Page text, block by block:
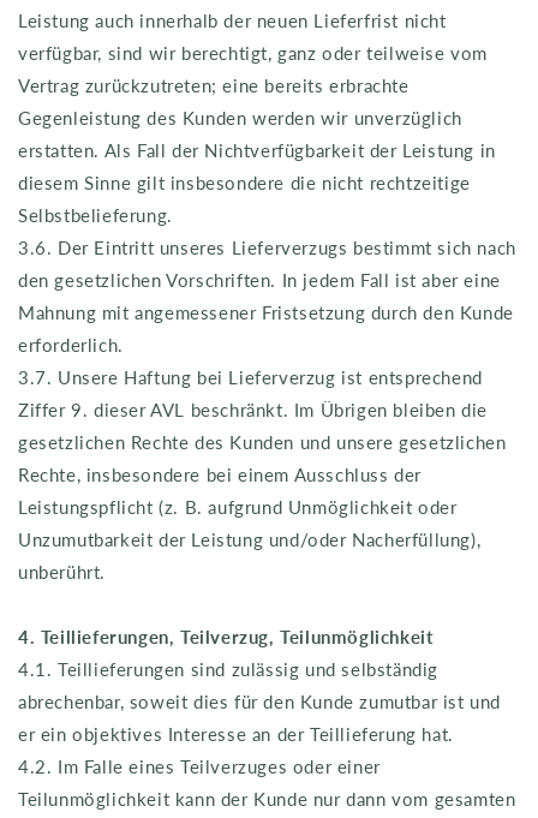
Leistung auch innerhalb der neuen Lieferfrist nicht
verfügbar, sind wir berechtigt, ganz oder teilweise vom
Vertrag zurückzutreten; eine bereits erbrachte
Gegenleistung des Kunden werden wir unverzüglich
erstatten. Als Fall der Nichtverfügbarkeit der Leistung in
diesem Sinne gilt insbesondere die nicht rechtzeitige
Selbstbelieferung.
3.6. Der Eintritt unseres Lieferverzugs bestimmt sich nach
den gesetzlichen Vorschriften. In jedem Fall ist aber eine
Mahnung mit angemessener Fristsetzung durch den Kunde
erforderlich.
3.7. Unsere Haftung bei Lieferverzug ist entsprechend
Ziffer 9. dieser AVL beschränkt. Im Übrigen bleiben die
gesetzlichen Rechte des Kunden und unsere gesetzlichen
Rechte, insbesondere bei einem Ausschluss der
Leistungspflicht (z. B. aufgrund Unmöglichkeit oder
Unzumutbarkeit der Leistung und/oder Nacherfüllung),
unberührt.
4. Teillieferungen, Teilverzug, Teilunmöglichkeit
4.1. Teillieferungen sind zulässig und selbständig
abrechenbar, soweit dies für den Kunde zumutbar ist und
er ein objektives Interesse an der Teillieferung hat.
4.2. Im Falle eines Teilverzuges oder einer
Teilunmöglichkeit kann der Kunde nur dann vom gesamten